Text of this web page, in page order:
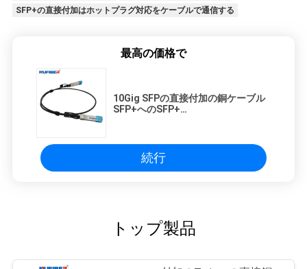
SFP+の直接付加はホットプラグ対応をケーブルで通信する
最高の価格で
10Gig SFPの直接付加の銅ケーブル
SFP+へのSFP+
続行
トップ製品